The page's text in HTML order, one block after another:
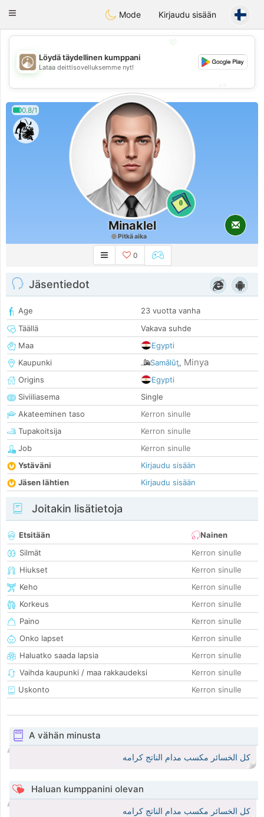
Bahebik
Toggle
Mode Kirjaudu sisään
💖
💕
Löydä täydellinen kumppani
Lataa deittisovelluksemme nyt!
0.8/1
0
Minaklel
Pitkä aika
0
Jäsentiedot
Age
23 vuotta vanha
Täällä
Vakava suhde
Maa
Egypti
Kaupunki
Samālūţ, Minya
Origins
Egypti
Siviiliasema
Single
Akateeminen taso
Kerron sinulle
Tupakoitsija
Kerron sinulle
Job
Kerron sinulle
Ystäväni
Kirjaudu sisään
Jäsen lähtien
Kirjaudu sisään
Joitakin lisätietoja
Etsitään
Nainen
Silmät
Kerron sinulle
Hiukset
Kerron sinulle
Keho
Kerron sinulle
Korkeus
Kerron sinulle
Paino
Kerron sinulle
Onko lapset
Kerron sinulle
Haluatko saada lapsia
Kerron sinulle
Vaihda kaupunki / maa rakkaudeksi
Kerron sinulle
Uskonto
Kerron sinulle
A vähän minusta
كل الخسائر مكسب مدام الناتج كرامه
Haluan kumppanini olevan
كل الخسائر مكسب مدام الناتج كرامه